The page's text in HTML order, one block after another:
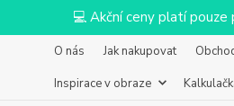
💻 Akční ceny platí pouze
O nás Jak nakupovat
Inspirace v obraze